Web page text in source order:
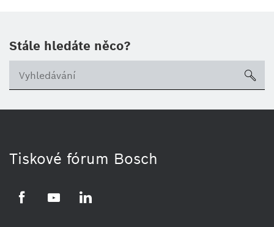
Stále hledáte něco?
Tiskové fórum Bosch